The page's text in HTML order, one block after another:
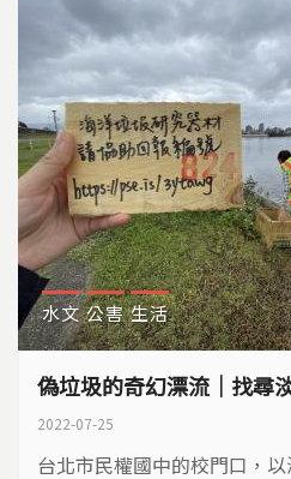
聞》宜蘭海岸線滿布漂流木
水文 公害 生活
偽垃圾的奇幻漂流｜找尋
2022-07-25
台北市民權國中的校門口，